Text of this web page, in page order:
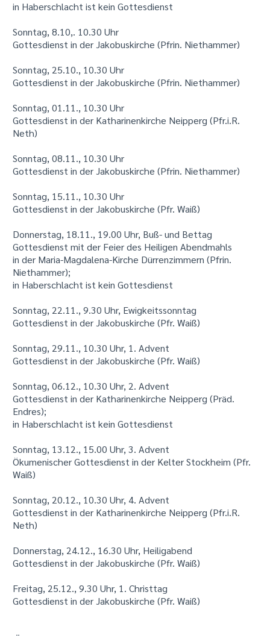
in Haberschlacht ist kein Gottesdienst
Sonntag, 8.10,. 10.30 Uhr
Gottesdienst in der Jakobuskirche (Pfrin. Niethammer)
Sonntag, 25.10., 10.30 Uhr
Gottesdienst in der Jakobuskirche (Pfrin. Niethammer)
Sonntag, 01.11., 10.30 Uhr
Gottesdienst in der Katharinenkirche Neipperg (Pfr.i.R.
Neth)
Sonntag, 08.11., 10.30 Uhr
Gottesdienst in der Jakobuskirche (Pfrin. Niethammer)
Sonntag, 15.11., 10.30 Uhr
Gottesdienst in der Jakobuskirche (Pfr. Waiß)
Donnerstag, 18.11., 19.00 Uhr, Buß- und Bettag
Gottesdienst mit der Feier des Heiligen Abendmahls
in der Maria-Magdalena-Kirche Dürrenzimmern (Pfrin.
Niethammer);
in Haberschlacht ist kein Gottesdienst
Sonntag, 22.11., 9.30 Uhr, Ewigkeitssonntag
Gottesdienst in der Jakobuskirche (Pfr. Waiß)
Sonntag, 29.11., 10.30 Uhr, 1. Advent
Gottesdienst in der Jakobuskirche (Pfr. Waiß)
Sonntag, 06.12., 10.30 Uhr, 2. Advent
Gottesdienst in der Katharinenkirche Neipperg (Präd.
Endres);
in Haberschlacht ist kein Gottesdienst
Sonntag, 13.12., 15.00 Uhr, 3. Advent
Ökumenischer Gottesdienst in der Kelter Stockheim (Pfr.
Waiß)
Sonntag, 20.12., 10.30 Uhr, 4. Advent
Gottesdienst in der Katharinenkirche Neipperg (Pfr.i.R.
Neth)
Donnerstag, 24.12., 16.30 Uhr, Heiligabend
Gottesdienst in der Jakobuskirche (Pfr. Waiß)
Freitag, 25.12., 9.30 Uhr, 1. Christtag
Gottesdienst in der Jakobuskirche (Pfr. Waiß)